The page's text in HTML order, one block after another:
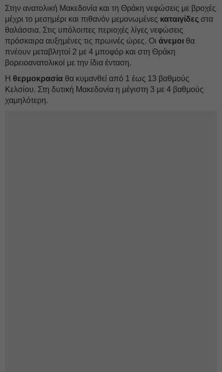
Στην ανατολική Μακεδονία και τη Θράκη νεφώσεις με βροχές
μέχρι το μεσημέρι και πιθανόν μεμονωμένες καταιγίδες στα
θαλάσσια. Στις υπόλοιπες περιοχές λίγες νεφώσεις
πρόσκαιρα αυξημένες τις πρωινές ώρες. Οι άνεμοι θα
πνέουν μεταβλητοί 2 με 4 μποφόρ και στη Θράκη
βορειοανατολικοί με την ίδια ένταση.
Η θερμοκρασία θα κυμανθεί από 1 έως 13 βαθμούς
Κελσίου. Στη δυτική Μακεδονία η μέγιστη 3 με 4 βαθμούς
χαμηλότερη.